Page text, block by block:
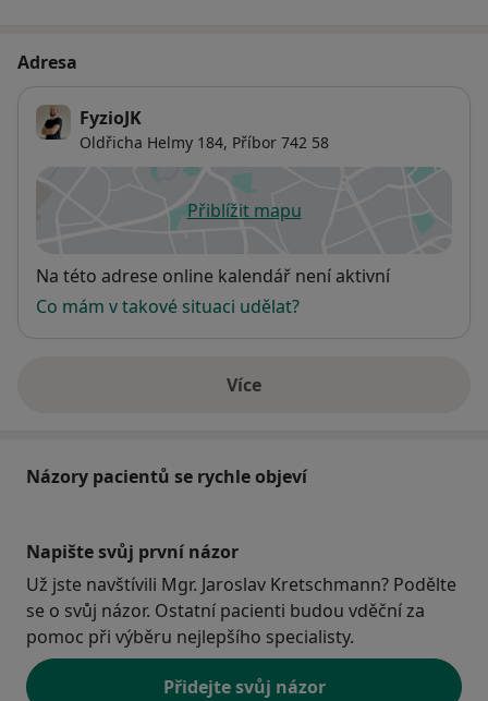
Adresa
FyzioJK
Oldřicha Helmy 184, Příbor 742 58
Přiblížit mapuse otevře v nové záložce
Dostupnost
Na této adrese online kalendář není aktivní
Co mám v takové situaci udělat?
Víceo adrese
Názory pacientů se rychle objeví
Napište svůj první názor
Už jste navštívili Mgr. Jaroslav Kretschmann? Podělte
se o svůj názor. Ostatní pacienti budou vděční za
pomoc při výběru nejlepšího specialisty.
Přidejte svůj názor